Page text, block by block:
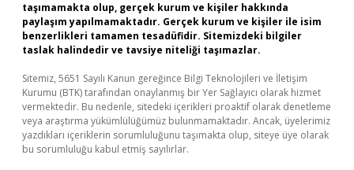
taşımamakta olup, gerçek kurum ve kişiler hakkında
paylaşım yapılmamaktadır. Gerçek kurum ve kişiler ile isim
benzerlikleri tamamen tesadüfidir. Sitemizdeki bilgiler
taslak halindedir ve tavsiye niteliği taşımazlar.
Sitemiz, 5651 Sayılı Kanun gereğince Bilgi Teknolojileri ve İletişim
Kurumu (BTK) tarafından onaylanmış bir Yer Sağlayıcı olarak hizmet
vermektedir. Bu nedenle, sitedeki içerikleri proaktif olarak denetleme
veya araştırma yükümlülüğümüz bulunmamaktadır. Ancak, üyelerimiz
yazdıkları içeriklerin sorumluluğunu taşımakta olup, siteye üye olarak
bu sorumluluğu kabul etmiş sayılırlar.